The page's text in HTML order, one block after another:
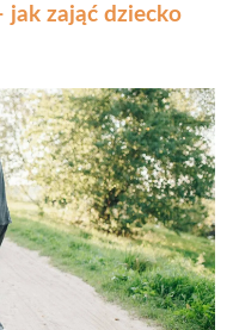
jak zająć dziecko